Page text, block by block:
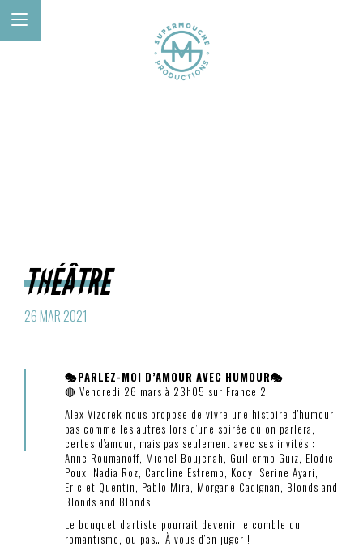
THÉÂTRE
26 MAR 2021
🎭PARLEZ-MOI D’AMOUR AVEC HUMOUR🎭
🔴 Vendredi 26 mars à 23h05 sur France 2
Alex Vizorek nous propose de vivre une histoire d’humour
pas comme les autres lors d’une soirée où on parlera,
certes d’amour, mais pas seulement avec ses invités :
Anne Roumanoff, Michel Boujenah, Guillermo Guiz, Elodie
Poux, Nadia Roz, Caroline Estremo, Kody, Serine Ayari,
Eric et Quentin, Pablo Mira, Morgane Cadignan, Blonds and
Blonds and Blonds.
Le bouquet d’artiste pourrait devenir le comble du
romantisme, ou pas… À vous d’en juger !